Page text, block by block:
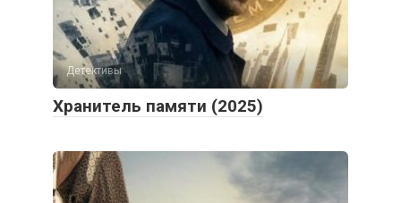
Детективы
Хранитель памяти (2025)